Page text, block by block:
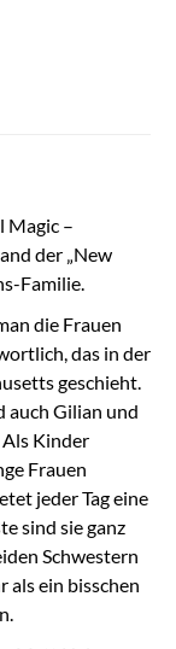
Magic –
der „New
Familie.
die Frauen
das in der
geschieht.
auch Gilian und
Als Kinder
Frauen
jeder Tag eine
sind sie ganz
Schwestern
als ein bisschen